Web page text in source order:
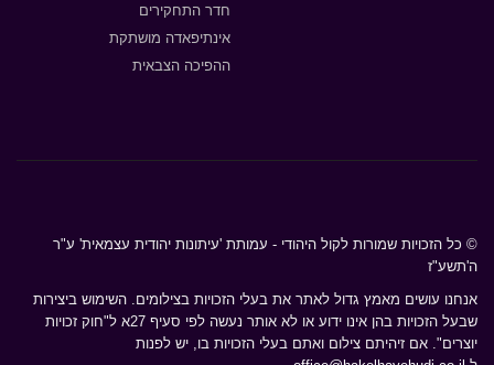
חדר התחקירים
אינתיפאדה מושתקת
ההפיכה הצבאית
© כל הזכויות שמורות לקול היהודי - עמותת 'עיתונות יהודית עצמאית' ע"ר
ה'תשע"ז
אנחנו עושים מאמץ גדול לאתר את בעלי הזכויות בצילומים. השימוש ביצירות
שבעל הזכויות בהן אינו ידוע או לא אותר נעשה לפי סעיף 27א ל"חוק זכויות
יוצרים". אם זיהיתם צילום ואתם בעלי הזכויות בו, יש לפנות